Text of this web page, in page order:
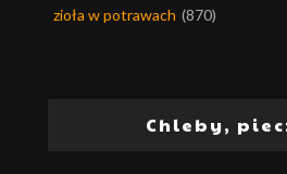
zioła w potrawach (870)
Chleby,